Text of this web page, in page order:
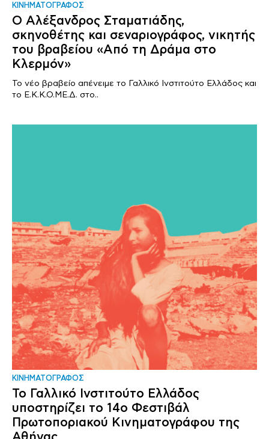
ΚΙΝΗΜΑΤΟΓΡΑΦΟΣ
Ο Αλέξανδρος Σταματιάδης,
σκηνοθέτης και σεναριογράφος, νικητής
του βραβείου «Από τη Δράμα στο
Κλερμόν»
To νέο βραβείο απένειμε το Γαλλικό Ινστιτούτο Ελλάδος και
το Ε.Κ.Κ.Ο.ΜΕ.Δ. στο..
ΚΙΝΗΜΑΤΟΓΡΑΦΟΣ
Το Γαλλικό Ινστιτούτο Ελλάδος
υποστηρίζει το 14ο Φεστιβάλ
Πρωτοποριακού Κινηματογράφου της